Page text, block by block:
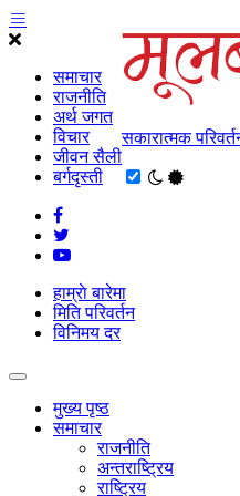
समाचार
राजनीति
अर्थ जगत
विचार
जीवन सैली
बर्गदृस्ती
सकारात्मक
हाम्राे बारेमा
मिति परिवर्तन
विनिमय दर
मुख्य पृष्ठ
समाचार
राजनीति
अन्तराष्ट्रिय
राष्ट्रिय